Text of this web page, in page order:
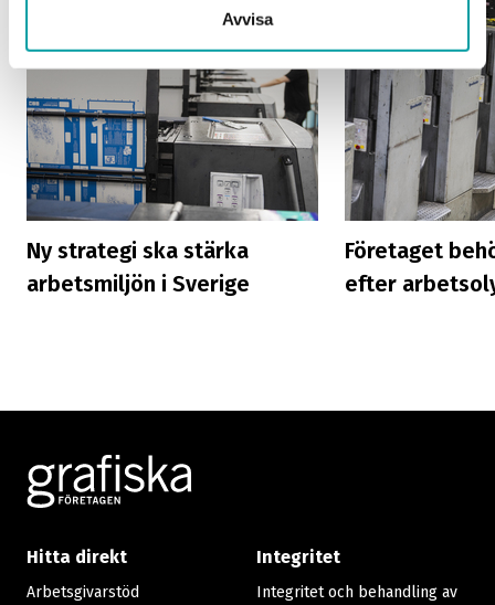
Avvisa
Ny strategi ska stärka
arbetsmiljön i Sverige
Företaget
efter
Footer
Hitta direkt
Arbetsgivarstöd
Integritet
Integritet och behandling av